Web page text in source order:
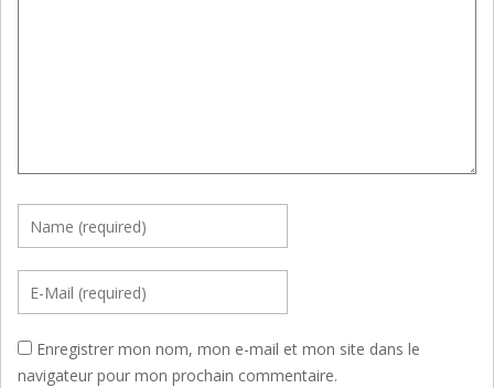
Enregistrer mon nom, mon e-mail et mon site dans le
navigateur pour mon prochain commentaire.